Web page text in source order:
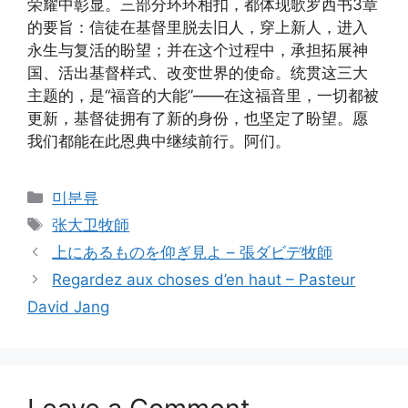
荣耀中彰显。三部分环环相扣，都体现歌罗西书3章
的要旨：信徒在基督里脱去旧人，穿上新人，进入
永生与复活的盼望；并在这个过程中，承担拓展神
国、活出基督样式、改变世界的使命。统贯这三大
主题的，是“福音的大能”——在这福音里，一切都被
更新，基督徒拥有了新的身份，也坚定了盼望。愿
我们都能在此恩典中继续前行。阿们。
Categories
미분류
Tags
张大卫牧師
上にあるものを仰ぎ見よ – 張ダビデ牧師
Regardez aux choses d’en haut – Pasteur
David Jang